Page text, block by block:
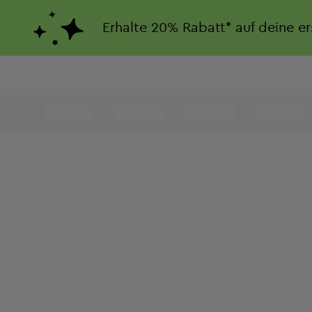
Erhalte 20% Rabatt* auf deine